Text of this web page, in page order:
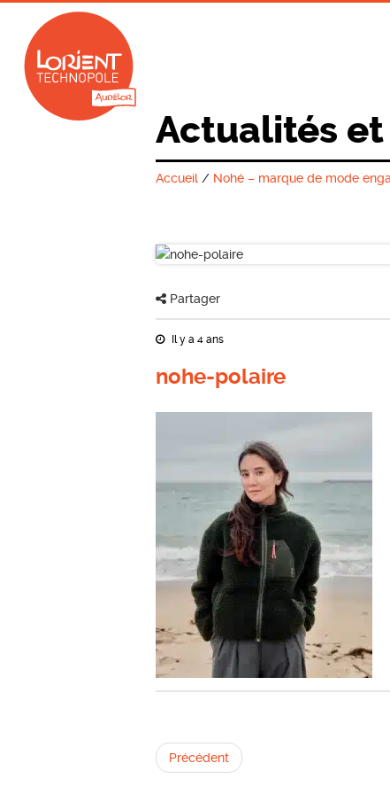
Actualités
Accueil / Nohé – marque de mode
Partager
Il y a 4 ans
nohe-polaire
Précédent